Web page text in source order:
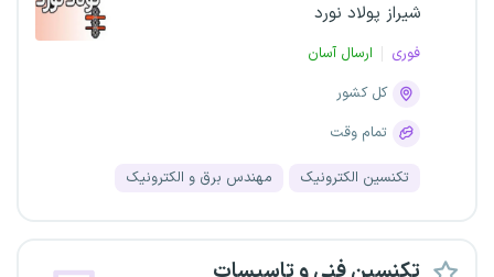
شیراز پولاد نورد
فوری
ارسال آسان
کل کشور
تمام وقت
تکنسین الکترونیک مهندس برق و الکترونیک